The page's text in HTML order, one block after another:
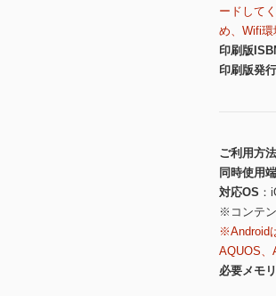
ードして
め、Wifi環
印刷版
印刷版発
ご利用方法
同時使用
対応OS
※コンテ
※Android
AQUOS、
必要メモ